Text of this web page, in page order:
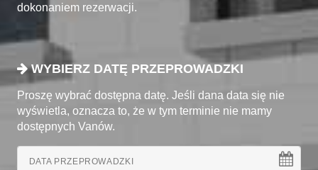
dokonaniem rezerwacji.
WYBIERZ DATĘ PRZEPROWADZKI
Proszę wybrać dostępna datę. Jeśli dana data się nie
wyświetla, oznacza to, że w tym terminie nie mamy
dostępnych Vanów.
DATA PRZEPROWADZKI